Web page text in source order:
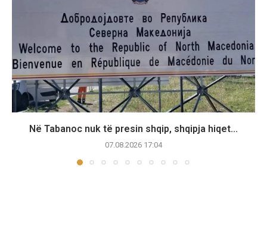
Në Tabanoc nuk të presin shqip, shqipja hiqet...
07.08.2026 17:04